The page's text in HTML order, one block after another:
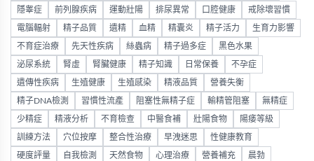
隱睾症 前列腺疾病 運動壯陽 排尿異常 口腔健康 戒除壞習慣
電腦輻射 精子品質 遺精 血精 精囊炎 精子活力 生育力影響
不育症治療 先天性疾病 絲蟲病 精子過多症 黑色水果
泌尿系統 腎虛 腎臟健康 精子知識 日常保養 不孕症
遺傳性疾病 生殖健康 生殖感染 精液品質 營養失衡
精子DNA檢測 習慣性流產 阻塞性無精子症 輸精管阻塞 無精症
少精症 精液分析 不育檢查 中醫食補 壯陽食物 陽痿等級
訓練方法 穴位按摩 整合性治療 早洩迷思 性健康教育
硬度評量 自我檢測 天然食物 心理治療 營養補充 晨勃